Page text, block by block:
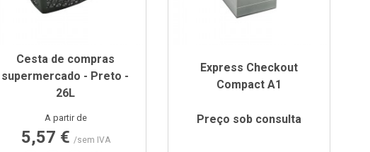
Cesta de compras
supermercado - Preto -
26L
Preço
A partir de
5,57 € /sem IVA
Express Checkout
Compact A1
Preço sob consulta